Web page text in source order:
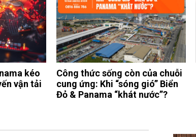
kéo
vận tải
Công thức sống còn của chuỗi
cung ứng: Khi “sóng gió” Biển
Đỏ & Panama “khát nước”?